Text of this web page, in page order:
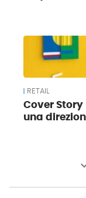
RETAIL
Cover
una